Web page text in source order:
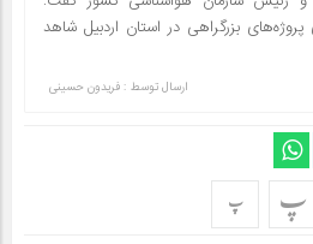
بزرگراهی در استان اردبیل شاهد
ارسال توسط : فریدون حسینی
پ پ